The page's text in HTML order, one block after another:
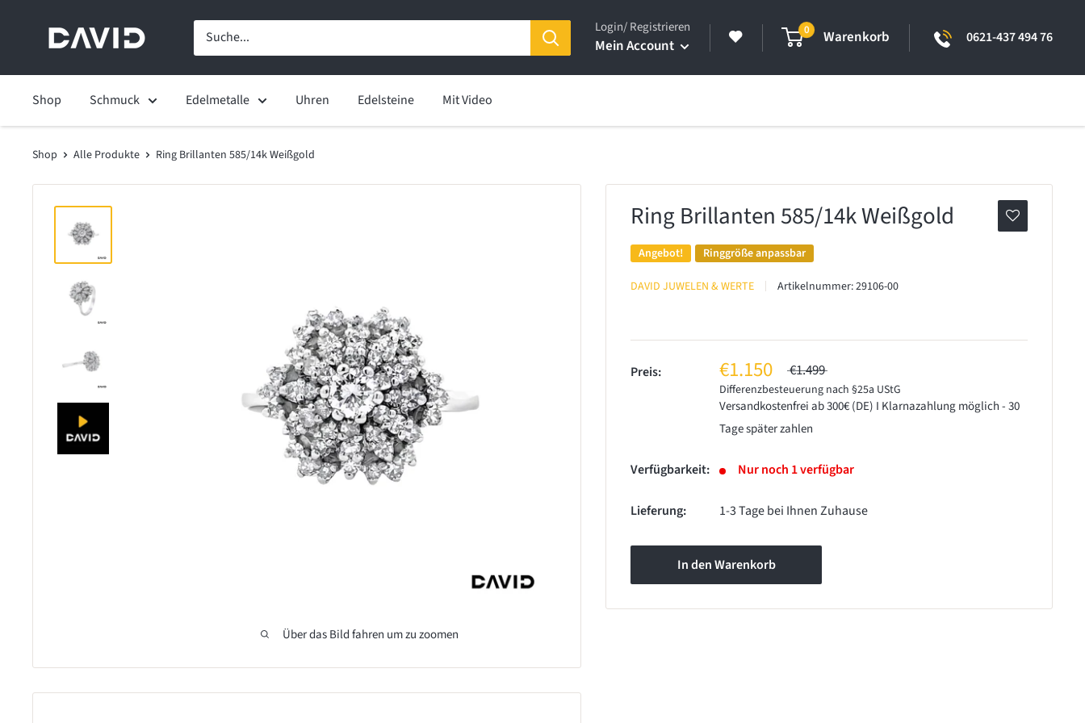
Login/ Registrieren
Mein Account
0 Warenkorb 0621-437 494 76
Shop Schmuck Edelmetalle Uhren Edelsteine Mit Video
Shop Alle Produkte Ring Brillanten 585/14k Weißgold
Über das Bild fahren um zu zoomen
Ring Brillanten 585/14k Weißgold
Angebot! Ringgröße anpassbar
DAVID JUWELEN & WERTE Artikelnummer:29106-00
Preis: €1.150 €1.499
Differenzbesteuerung nach §25a UStG
Versandkostenfrei ab 300€ (DE) I Klarnazahlung möglich - 30
Tage später zahlen
Verfügbarkeit: Nur noch 1 verfügbar
Lieferung: 1-3 Tage bei Ihnen Zuhause
In den Warenkorb